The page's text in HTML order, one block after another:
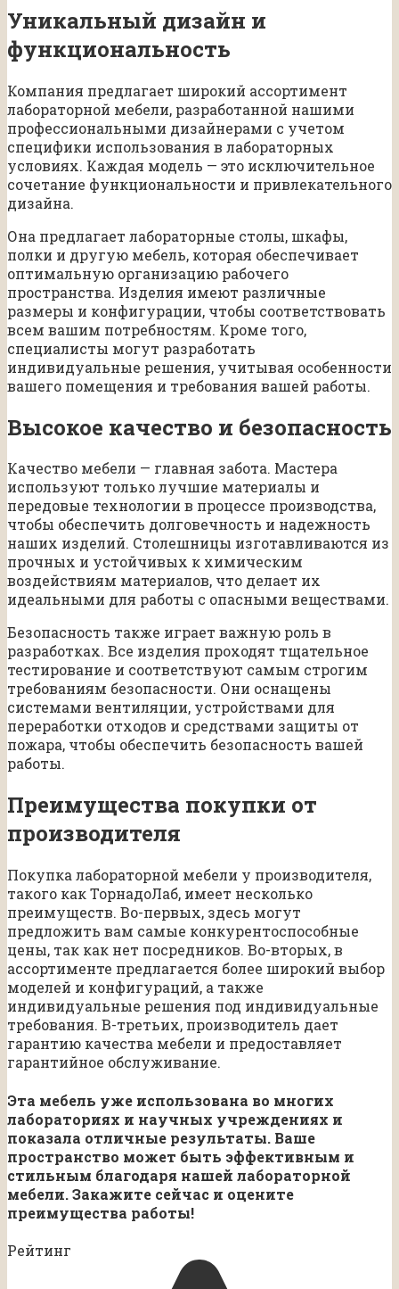
Уникальный дизайн и
функциональность
Компания предлагает широкий ассортимент
лабораторной мебели, разработанной нашими
профессиональными дизайнерами с учетом
специфики использования в лабораторных
условиях. Каждая модель — это исключительное
сочетание функциональности и привлекательного
дизайна.
Она предлагает лабораторные столы, шкафы,
полки и другую мебель, которая обеспечивает
оптимальную организацию рабочего
пространства. Изделия имеют различные
размеры и конфигурации, чтобы соответствовать
всем вашим потребностям. Кроме того,
специалисты могут разработать
индивидуальные решения, учитывая особенности
вашего помещения и требования вашей работы.
Высокое качество и безопасность
Качество мебели — главная забота. Мастера
используют только лучшие материалы и
передовые технологии в процессе производства,
чтобы обеспечить долговечность и надежность
наших изделий. Столешницы изготавливаются из
прочных и устойчивых к химическим
воздействиям материалов, что делает их
идеальными для работы с опасными веществами.
Безопасность также играет важную роль в
разработках. Все изделия проходят тщательное
тестирование и соответствуют самым строгим
требованиям безопасности. Они оснащены
системами вентиляции, устройствами для
переработки отходов и средствами защиты от
пожара, чтобы обеспечить безопасность вашей
работы.
Преимущества покупки от
производителя
Покупка лабораторной мебели у производителя,
такого как ТорнадоЛаб, имеет несколько
преимуществ. Во-первых, здесь могут
предложить вам самые конкурентоспособные
цены, так как нет посредников. Во-вторых, в
ассортименте предлагается более широкий выбор
моделей и конфигураций, а также
индивидуальные решения под индивидуальные
требования. В-третьих, производитель дает
гарантию качества мебели и предоставляет
гарантийное обслуживание.
Эта мебель уже использована во многих
лабораториях и научных учреждениях и
показала отличные результаты. Ваше
пространство может быть эффективным и
стильным благодаря нашей лабораторной
мебели. Закажите сейчас и оцените
преимущества работы!
Рейтинг